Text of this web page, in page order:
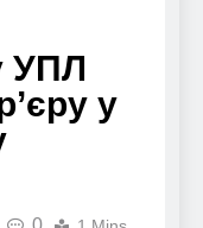
УПЛ
у